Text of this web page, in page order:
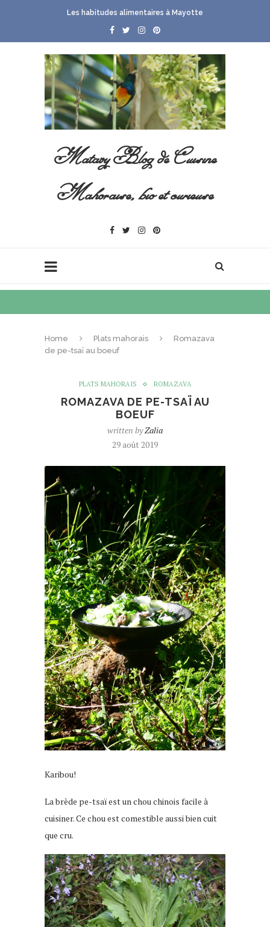
Les habitudes alimentaires à Mayotte
Matavy Blog de Cuisine
Mahoraise, bio et curieuse
Home Plats mahorais
Romazava
de pe-tsaï au boeuf
PLATS MAHORAIS ROMAZAVA
ROMAZAVA DE PE-TSAÏ AU
BOEUF
written byZalia
29 août 2019
Karibou!
La brède pe-tsaï est un chou chinois facile à
cuisiner. Ce chou est comestible aussi bien cuit
que cru.